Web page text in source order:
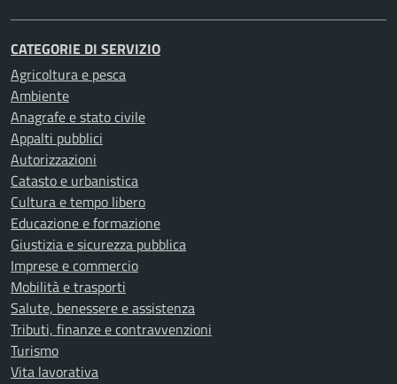
CATEGORIE DI SERVIZIO
Agricoltura e pesca
Ambiente
Anagrafe e stato civile
Appalti pubblici
Autorizzazioni
Catasto e urbanistica
Cultura e tempo libero
Educazione e formazione
Giustizia e sicurezza pubblica
Imprese e commercio
Mobilità e trasporti
Salute, benessere e assistenza
Tributi, finanze e contravvenzioni
Turismo
Vita lavorativa